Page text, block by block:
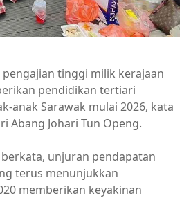
tinggi milik kerajaan
pendidikan tertiari
anak Sarawak mulai 2026, kata
Abang Johari Tun Openg.
unjuran pendapatan
terus menunjukkan
memberikan keyakinan